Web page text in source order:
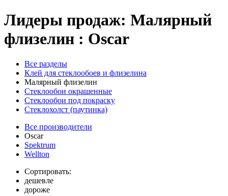
Лидеры продаж: Малярный
флизелин : Oscar
Все разделы
Клей для стеклообоев и флизелина
Малярный флизелин
Стеклообои окрашенные
Стеклообои под покраску
Стеклохолст (паутинка)
Все производители
Oscar
Spektrum
Wellton
Сортировать:
дешевле
дороже